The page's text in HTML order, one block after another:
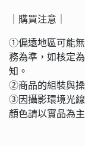
｜購買注意｜
①偏遠地區可能
務為準，如核定
知。
②商品的組裝與操
③因攝影環境光線
顏色請以實品為主